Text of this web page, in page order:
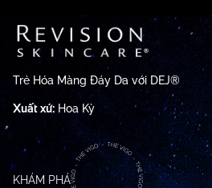
Trẻ Hóa Màng Đáy Da với DEJ®
Xuất xứ: Hoa Kỳ
KHÁM PHÁ